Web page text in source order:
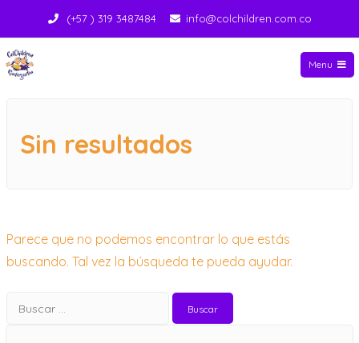
Saltar
contenido
(+57 ) 319 3487484 info@colchildren.com.co
Menu
Sin resultados
Parece que no podemos encontrar lo que estás
buscando. Tal vez la búsqueda te pueda ayudar.
Buscar: